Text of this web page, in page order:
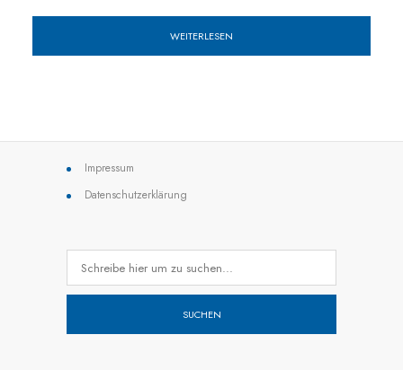
WEITERLESEN
Impressum
Datenschutzerklärung
SUCHEN